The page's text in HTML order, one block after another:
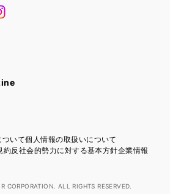
ついて個人情報の取扱いについて
約反社会的勢力に対する基本方針企業情報
ALL RIGHTS RESERVED.